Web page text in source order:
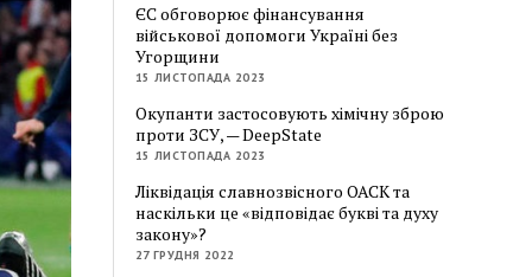
ЄС обговорює фінансування
військової допомоги Україні без
Угорщини
15 ЛИСТОПАДА 2023
Окупанти застосовують хімічну зброю
проти ЗСУ, — DeepState
15 ЛИСТОПАДА 2023
Ліквідація славнозвісного ОАСК та
наскільки це «відповідає букві та духу
закону»?
27 ГРУДНЯ 2022